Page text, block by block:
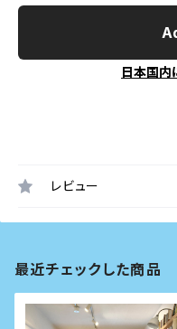
日本国内
レビュー
最近チェックした商品